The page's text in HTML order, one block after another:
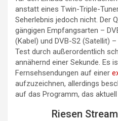
anstatt eines Twin-Triple-
Seherlebnis jedoch nicht. Der
gängigen Empfangsarten –
(Kabel) und DVB-S2 (Satellit)
Test durch außerordentlich
annähernd einer Sekunde. Es
Fernsehsendungen auf einer
aufzuzeichnen, allerdings
auf das Programm, das
Riesen